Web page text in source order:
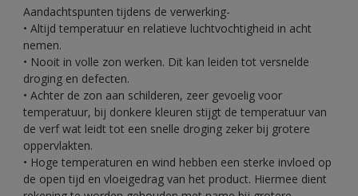
Aandachtspunten tijdens de verwerking-
• Altijd temperatuur en relatieve luchtvochtigheid in acht
nemen.
• Nooit in volle zon werken. Dit kan leiden tot versnelde
droging en defecten.
• Achter de zon aan schilderen, zeer gevoelig voor
temperatuur, bij donkere kleuren stijgt de temperatuur van
de verf wat leidt tot een snelle droging zeker bij grotere
oppervlakten.
• Hoge temperaturen en wind hebben een sterke invloed op
de open tijd en vloeigedrag van het product. Hiermee dient